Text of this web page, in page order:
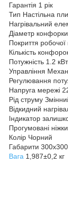
Гарантія 1 рік
Тип Настільна
Нагрівальний
Діаметр
Покриття
Кількість
Потужність 1.2 кВт
Управління
Регулювання
Напруга мережі
Рід струму
Відкидний
Індикатор
Прогумовані
Колір Чорний
Габарити
Вага 1,987±0,2 кг